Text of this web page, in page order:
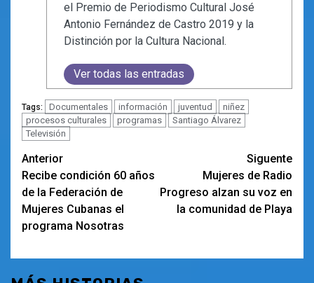
el Premio de Periodismo Cultural José
Antonio Fernández de Castro 2019 y la
Distinción por la Cultura Nacional.
Ver todas las entradas
Tags: Documentales información juventud
niñez
procesos culturales
programas
Santiago Álvarez
Televisión
Navegación
de
entradas
Anterior
Recibe condición 60 años
de la Federación de
Mujeres Cubanas el
programa Nosotras
Siguente
Mujeres de Radio
Progreso alzan su voz en
la comunidad de Playa